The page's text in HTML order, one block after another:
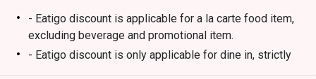
🥤 招牌饮品
・精选清酒 | 店家精心挑选一系列优质清酒，从清爽辛口
到馥郁香醇，任君选择。
・Highball | 日式居酒屋的经典消暑圣品，完美比例调制，
- Eatigo discount is applicable for a la carte food item,
excluding beverage and promotional item.
- Eatigo discount is only applicable for dine in, strictly
NOT for takeaway.